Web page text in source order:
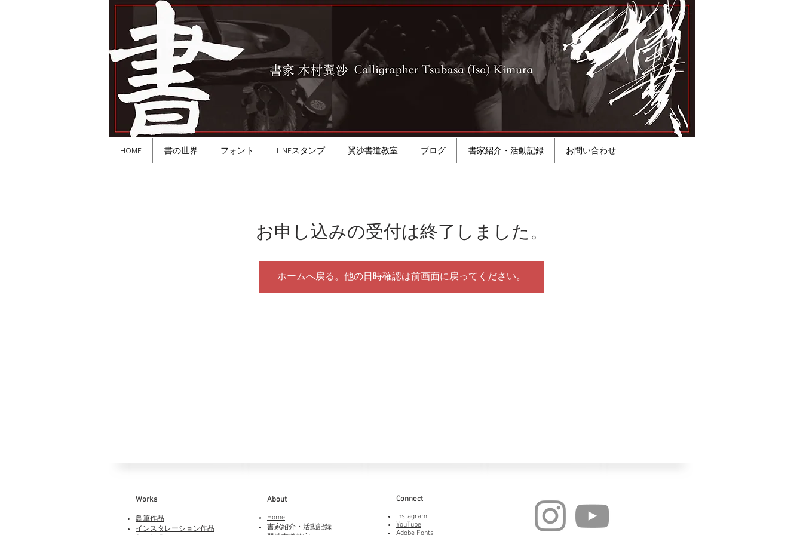
HOME 書の世界 フォント LINEスタンプ 翼沙書道教室 ブログ 書家紹介・活動記録 お問い合わせ
お申し込みの受付は終了しました。
ホームへ戻る。他の日時確認は前画面に戻ってください。
Works​
鳥筆作品
インスタレーション作品
About
Home
書家紹介・活動記録
Connect
Instagram
YouTube
Adobe Fonts